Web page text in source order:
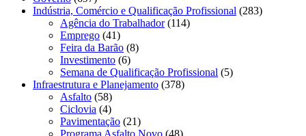
Indústria, Comércio e Qualificação Profissional (283)
Agência do Trabalhador(114)
Emprego (41)
Feira da Barão (8)
Investimento (6)
Semana de Qualificação Profissional (5)
Infraestrutura e Planejamento (378)
Asfalto (58)
Ciclovia (4)
Pavimentação (21)
Programa Asfalto Novo (48)